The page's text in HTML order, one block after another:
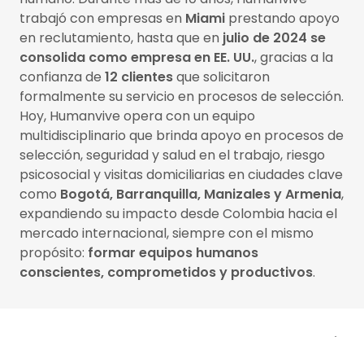
trabajó con empresas en Miami prestando apoyo
en reclutamiento, hasta que en julio de 2024 se
consolida como empresa en EE. UU., gracias a la
confianza de 12 clientesque solicitaron
formalmente su servicio en procesos de selección.
Hoy, Humanvive opera con un equipo
multidisciplinario que brinda apoyo en procesos de
selección, seguridad y salud en el trabajo, riesgo
psicosocial y visitas domiciliarias en ciudades clave
como Bogotá, Barranquilla, Manizales y Armenia,
expandiendo su impacto desde Colombia hacia el
mercado internacional, siempre con el mismo
propósito: formar equipos humanos
conscientes, comprometidos y productivos.